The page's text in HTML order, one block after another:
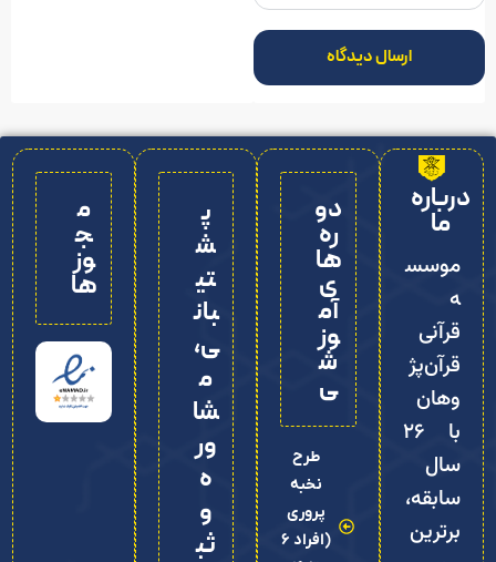
ارسال دیدگاه
درباره
ما
موسس
ه
قرآنی
قرآن‌پژ
وهان
با ۲۶
سال
سابقه،
برترین
دو
ره‌
ها
ی
آم
وز
ش
ی
طرح
نخبه
پروری
(افراد 6
پ
ش
تی
بان
ی،
م
شا
ور
ه
و
ثب
م
ج
وز
ها